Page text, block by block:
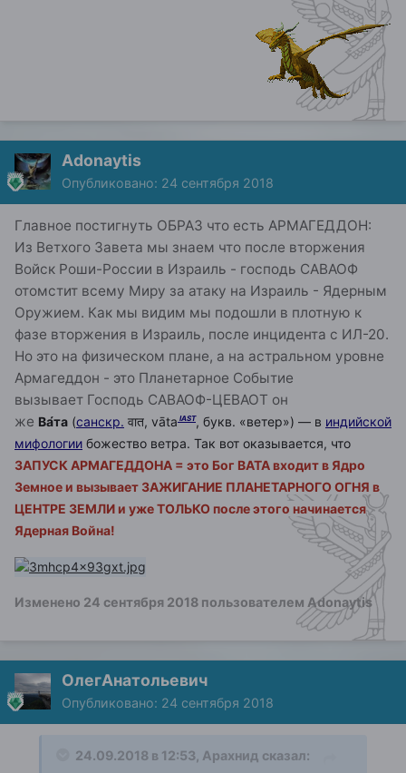
Adonaytis
Опубликовано: 24 сентября 2018
Главное постигнуть ОБРАЗ что есть АРМАГЕДДОН:
Из Ветхого Завета мы знаем что после вторжения
Войск Роши-России в Израиль - господь САВАОФ
отомстит всему Миру за атаку на Израиль - Ядерным
Оружием. Как мы видим мы подошли в плотную к
фазе вторжения в Израиль, после инцидента с ИЛ-20.
Но это на физическом плане, а на астральном уровне
Армагеддон - это Планетарное Событие
вызывает Господь САВАОФ-ЦЕВАОТ он
же Ва́та (санскр. वात, vāta IAST, букв. «ветер») — в индийской
мифологии божество ветра. Так вот оказывается, что
ЗАПУСК АРМАГЕДДОНА = это Бог ВАТА входит в Ядро
Земное и вызывает ЗАЖИГАНИЕ ПЛАНЕТАРНОГО ОГНЯ в
ЦЕНТРЕ ЗЕМЛИ и уже ТОЛЬКО после этого начинается
Ядерная Война!
Изменено 24 сентября 2018 пользователем Adonaytis
ОлегАнатольевич
Опубликовано: 24 сентября 2018
24.09.2018 в 12:53, Арахнид сказал: